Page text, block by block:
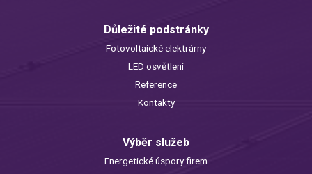
Důležité podstránky
Fotovoltaické elektrárny
LED osvětlení
Reference
Kontakty
Výběr služeb
Energetické úspory firem